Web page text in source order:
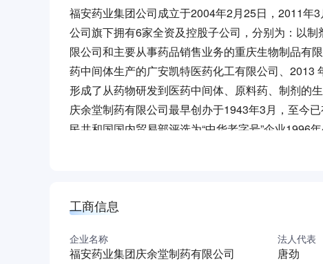
福安药业集团公司成立于2004年2月25日，2011年
公司旗下拥有6家全资及控股子公司，分别为：以
限公司和主要从事药品销售业务的重庆生物制品有
药中间体生产的广安凯特医药化工有限公司、2013
形成了从药物研发到医药中间体、原料药、制剂的
庆余堂制药有限公司最早创办于1943年3月，至今
民共和国国内贸易部评选为“中华老字号”企业1996
资成立了重庆市庆余堂制药有限公司。2003年公
胶囊剂（青霉素类）品种1个（1个规格），硬胶囊
格）。
工商信息
企业名称
福安药业集团庆余堂制药有限公司
法人代表
唐劲